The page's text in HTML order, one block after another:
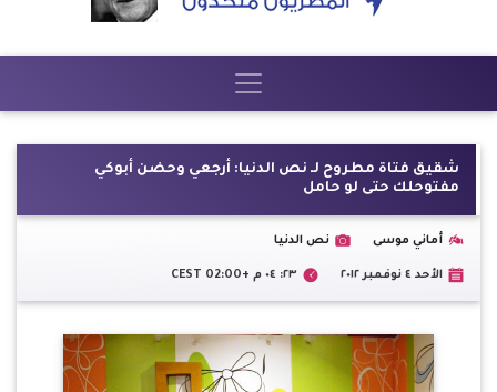
شقيق فتاة مطروح لـ نص الدنيا: أرجعي وحضن أبوكي
مفتوحلك حتى لو حامل
أماني موسى نص الدنيا
الأحد ٤ نوفمبر ٢٠١٢ ٢٣: ٠٤ م +02:00 CEST